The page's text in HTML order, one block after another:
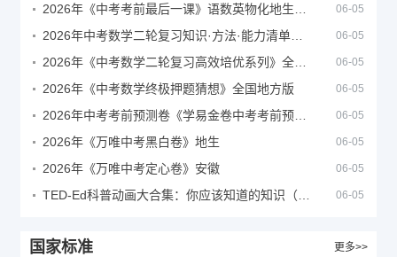
06-05
06-05
06-05
2026年《中考数学终极押题猜想》全国地方版 06-05
06-05
2026年《万唯中考黑白卷》地生 06-05
2026年《万唯中考定心卷》安徽 06-05
06-05
国家标准 更多>>